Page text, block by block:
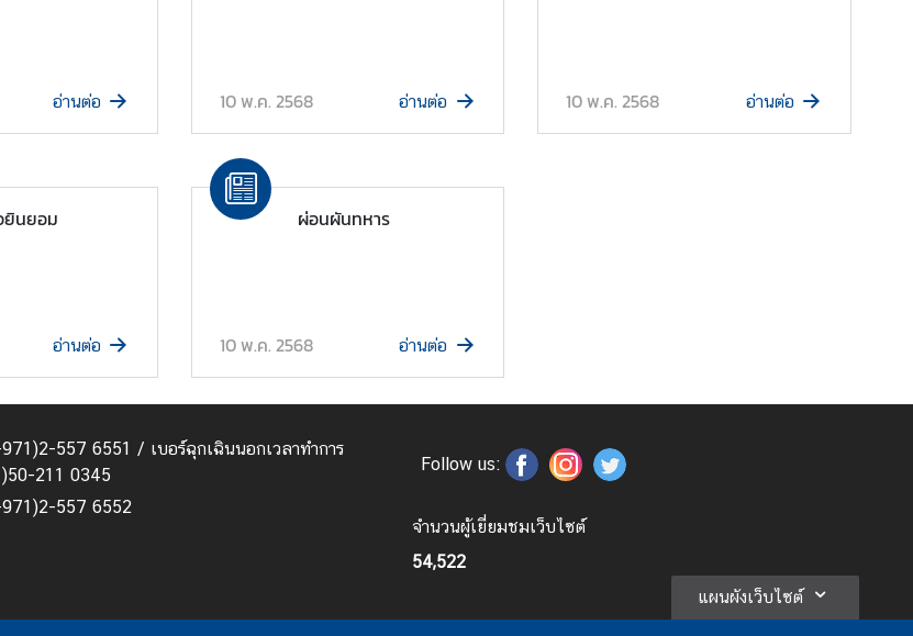
อ่านต่อ 10 พ.ค. 2568 อ่านต่อ 10 พ.ค. 2568 อ่านต่อ
นยอม
อ่านต่อ
ผ่อนผันทหาร
10 พ.ค. 2568 อ่านต่อ
557 6551 / เบอร์ฉุกเฉินนอกเวลาทำการ
211 0345
557 6552
Follow us:
จำนวนผู้เยี่ยมชมเว็บไซต์
54,522
แผนผังเว็บไซต์